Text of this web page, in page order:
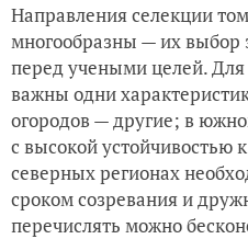
Направления селекции
многообразны — их выбор
перед учеными целей.
важны одни
огородов — другие; в
с высокой устойчивостью
северных регионах
сроком созревания и
перечислять можно